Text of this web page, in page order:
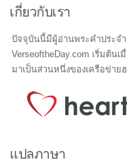
เกี่ยวกับเรา
ปัจจุบันนี้มีผู้อ่านพระคำประจำ
VerseoftheDay.com เริ่มต้น
มาเป็นส่วนหนึ่งของเครือข่าย
แปลภาษา